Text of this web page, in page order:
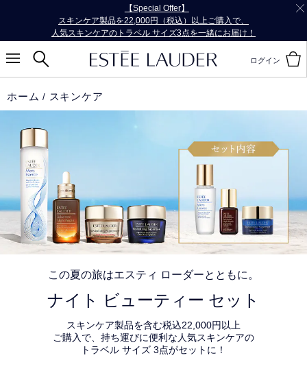
お会計にPayPayをご利用いただけるようになりました。
ログイン
ホーム スキンケア
この夏の旅はエスティ ローダーとともに。
ナイト ビューティー セット
スキンケア製品を含む税込22,000円以上
ご購入で、持ち運びに便利な人気スキンケアの
トラベル サイズ 3点がセットに！